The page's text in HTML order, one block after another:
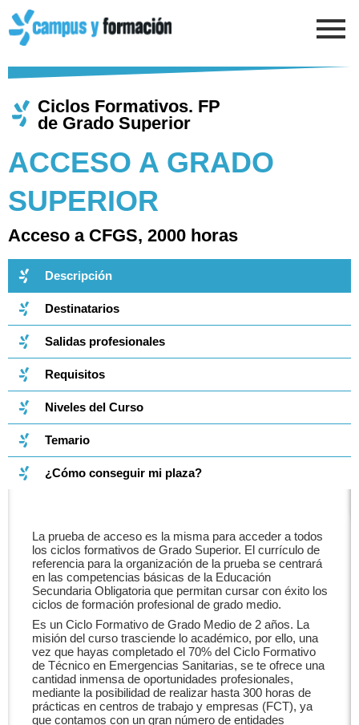
contenido
Ciclos Formativos. FP
de Grado Superior
ACCESO A GRADO
SUPERIOR
Acceso a CFGS, 2000 horas
Descripción
Destinatarios
Salidas profesionales
Requisitos
Niveles del Curso
Temario
¿Cómo conseguir mi plaza?
La prueba de acceso es la misma para acceder a todos
los ciclos formativos de Grado Superior. El currículo de
referencia para la organización de la prueba se centrará
en las competencias básicas de la Educación
Secundaria Obligatoria que permitan cursar con éxito los
ciclos de formación profesional de grado medio.
Es un Ciclo Formativo de Grado Medio de 2 años. La
misión del curso trasciende lo académico, por ello, una
vez que hayas completado el 70% del Ciclo Formativo
de Técnico en Emergencias Sanitarias, se te ofrece una
cantidad inmensa de oportunidades profesionales,
mediante la posibilidad de realizar hasta 300 horas de
prácticas en centros de trabajo y empresas (FCT), ya
que contamos con un gran número de entidades